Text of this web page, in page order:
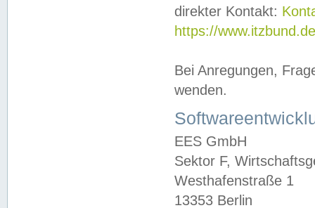
direkter Kontakt:
https://
Bei Anregungen,
wenden.
EES GmbH
Sektor F,
Westhafenstraße 1
13353 Berlin